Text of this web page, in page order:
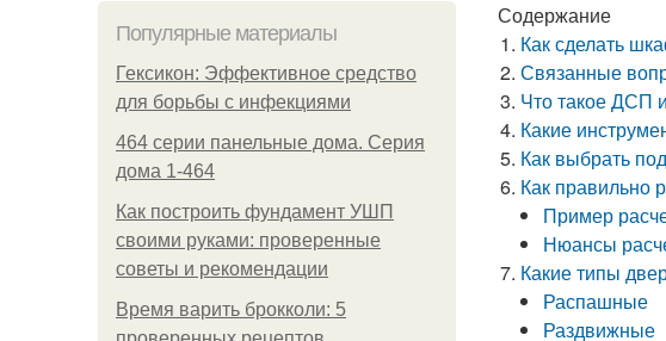
Популярные материалы
Гексикон: Эффективное средство
для борьбы с инфекциями
464 серии панельные дома. Серия
дома 1-464
Как построить фундамент УШП
своими руками: проверенные
советы и рекомендации
Время варить брокколи: 5
Содержание
Как сделать
Связанные
Что такое ДСП
Какие
Как выбрать
Как правильно
Пример
Нюансы
Какие типы
Распашные
Раздвижные